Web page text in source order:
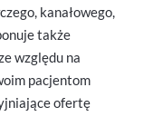
kanałowego,
także
względu na
pacjentom
ofertę